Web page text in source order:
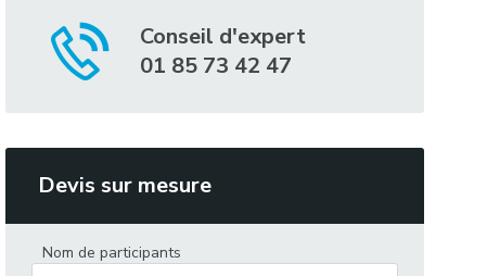
Conseil d'expert
01 85 73 42 47
Devis sur mesure
Nom de participants